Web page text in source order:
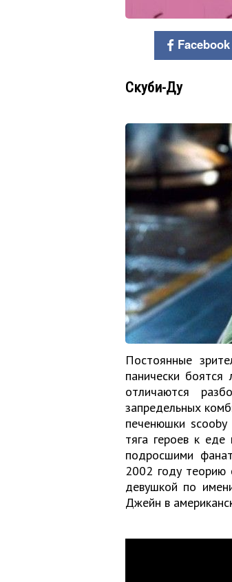
Facebook
Скуби-Ду
Постоянные
панически
отличаются
запредельных
печенюшки scooby
тяга героев к
подросшими
2002 году теорию
девушкой по
Джейн в